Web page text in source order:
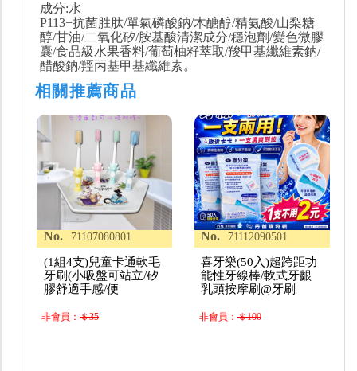
成分:水
P113+抗菌胜肽/單氣磷酸鈉/木醣醇/精氨酸/山梨糖
醇/甘油/二氧化矽/胺基酸清潔成分/穩泡劑/變色微膠
囊/食品級水果香料/葡萄柚籽萃取/羧甲基纖維素鈉/
醋酸鈉/羥丙基甲基纖維素。
相關推薦商品
No. 71107080801
(1組4支)兒童卡通軟毛
牙刷(小吸盤可站立/矽
膠舒適手感/便
非會員：＄35
No. 71112090501
喜牙樂(50入)超跨距功
能性牙線棒/軟式牙齦
乳頭按摩刷@牙刷
非會員：＄100